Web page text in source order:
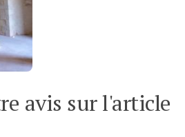
avis sur l'article